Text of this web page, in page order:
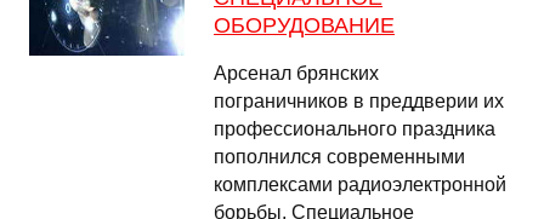
ОБОРУДОВАНИЕ
Арсенал брянских
пограничников в преддверии их
профессионального праздника
пополнился современными
комплексами радиоэлектронной
борьбы. Специальное